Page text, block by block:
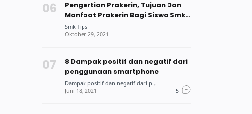
Pengertian Prakerin, Tujuan Dan
Manfaat Prakerin Bagi Siswa Smk
Dan Mahasiswa
8 Dampak positif dan negatif dari
penggunaan smartphone